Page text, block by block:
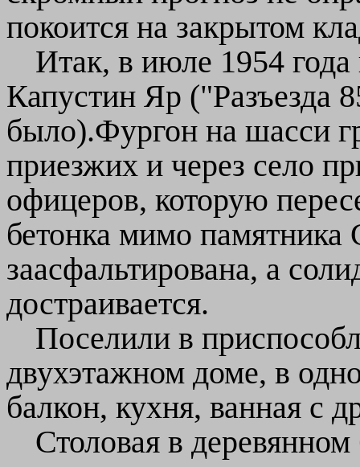
покоится на закрытом
Итак, в июле 1954
Капустин Яр ("Разъезда
было).Фургон на шасси
приезжих и через село
офицеров, которую
бетонка мимо
заасфальтирована, а
достраивается.
Поселили в
двухэтажном доме, в
балкон, кухня, ванная с
Столовая в